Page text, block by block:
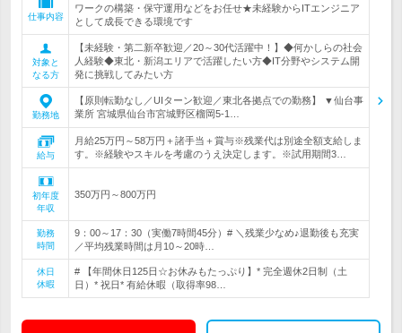
仕事内容
ワークの構築・保守運用などをお任せ★未経験からITエンジニア
として成長できる環境です
対象と
なる方
【未経験・第二新卒歓迎／20～30代活躍中！】◆何かしらの社会
人経験◆東北・新潟エリアで活躍したい方◆IT分野やシステム開
発に挑戦してみたい方
勤務地
【原則転勤なし／UIターン歓迎／東北各拠点での勤務】 ▼仙台事
業所 宮城県仙台市宮城野区榴岡5-1…
給与
月給25万円～58万円＋諸手当＋賞与※残業代は別途全額支給しま
す。※経験やスキルを考慮のうえ決定します。※試用期間3…
初年度
年収
350万円～800万円
勤務
時間
9：00～17：30（実働7時間45分）# ＼残業少なめ♪退勤後も充実
／平均残業時間は月10～20時…
休日
休暇
# 【年間休日125日☆お休みもたっぷり】* 完全週休2日制（土
日）* 祝日* 有給休暇（取得率98…